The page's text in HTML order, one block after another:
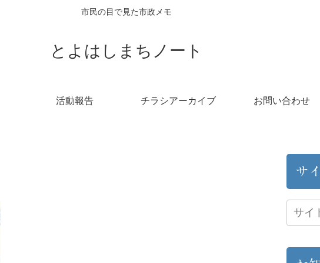
市民の目で見た市政メモ
とよはしまちノート
活動報告 チラシアーカイブ お問い合わせ
サ